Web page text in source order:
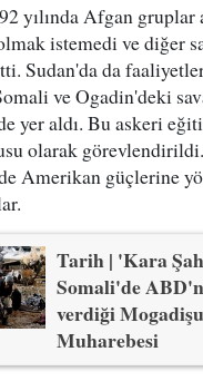
yılında Afgan gruplar
istemedi ve diğer
Sudan'da da
ve Ogadin'deki
yer aldı. Bu askeri
olarak
Amerikan güçlerine
Tarih | 'Kara
Somali'de
verdiği Mogadişu
Muharebesi